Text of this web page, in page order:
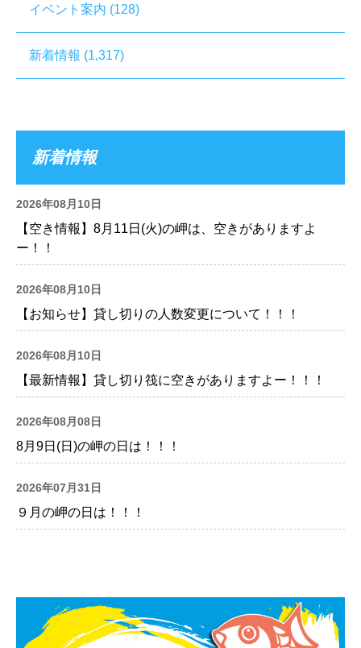
イベント案内 (128)
新着情報 (1,317)
新着情報
2026年08月10日
【空き情報】8月11日(火)の岬は、空きがありますよ
ー！！
2026年08月10日
【お知らせ】貸し切りの人数変更について！！！
2026年08月10日
【最新情報】貸し切り筏に空きがありますよー！！！
2026年08月08日
8月9日(日)の岬の日は！！！
2026年07月31日
９月の岬の日は！！！